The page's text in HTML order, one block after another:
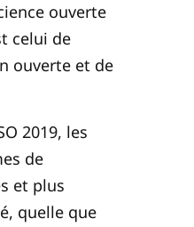
ouverte
celui de
ouverte et de
2019, les
de
et plus
quelle que